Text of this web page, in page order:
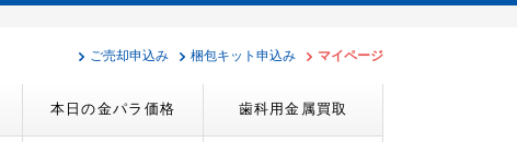
ご売却申込み 梱包キット申込み マイページ
本日の金パラ価格 歯科用金属買取